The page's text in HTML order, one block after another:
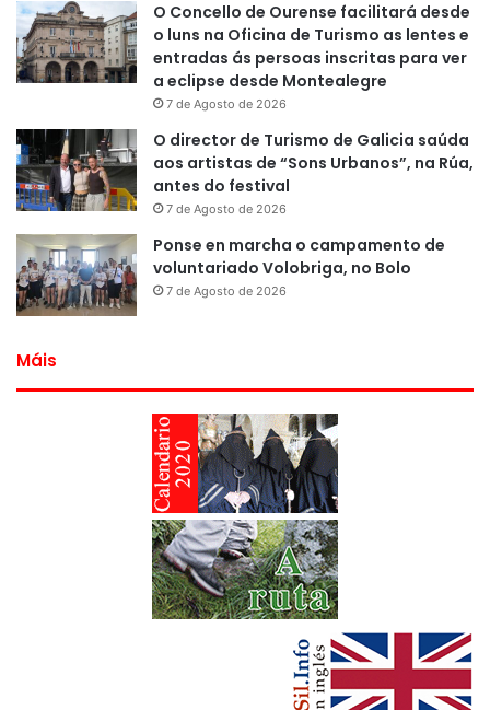
O Concello de Ourense facilitará desde
o luns na Oficina de Turismo as lentes e
entradas ás persoas inscritas para ver
a eclipse desde Montealegre
7 de Agosto de 2026
O director de Turismo de Galicia saúda
aos artistas de “Sons Urbanos”, na Rúa,
antes do festival
7 de Agosto de 2026
Ponse en marcha o campamento de
voluntariado Volobriga, no Bolo
7 de Agosto de 2026
Máis